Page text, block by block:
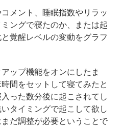
メント、睡眠指数やリラッ
ングで寝たのか、または起
覚醒レベルの変動をグラフ
ップ機能をオンにしたま
間をセットして寝てみたと
った数分後に起こされてし
タイミングで起こして欲し
だ調整が必要ということで